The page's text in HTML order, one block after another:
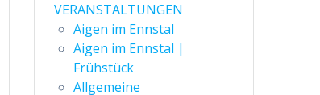
VERANSTALTUNGEN
Aigen im Ennstal
Aigen im Ennstal |
Frühstück
Allgemeine